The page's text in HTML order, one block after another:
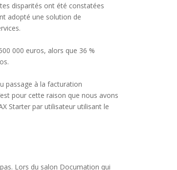
disparités ont été constatées
adopté une solution de
000 euros, alors que 36 %
passage à la facturation
pour cette raison que nous avons
Starter par utilisateur utilisant le
Lors du salon Documation qui